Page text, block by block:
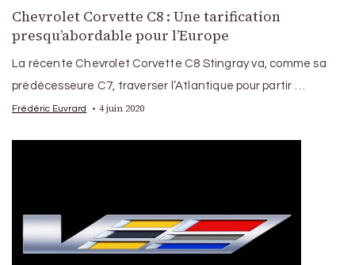
Chevrolet Corvette C8 : Une tarification
presqu’abordable pour l’Europe
La récente Chevrolet Corvette C8 Stingray va, comme sa
prédécesseure C7, traverser l’Atlantique pour partir …
Frédéric Euvrard 4 juin 2020